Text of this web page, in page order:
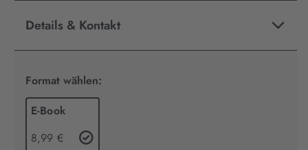
Details & Kontakt
Format wählen:
E-Book
8,99 €